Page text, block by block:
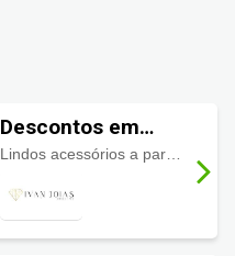
Descontos em
Acessórios Ivan